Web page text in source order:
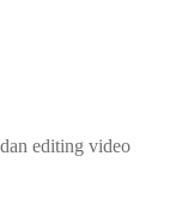
editing video